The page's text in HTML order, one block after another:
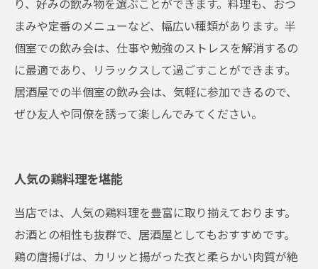
り、好みの飲み物を選ぶことができます。料理も、おつ
まみや定番のメニューなど、幅広い種類があります。半
個室での飲み会は、仕事や勉強のストレスを解消するの
に最適であり、リラックスして過ごすことができます。
居酒屋での半個室の飲み会は、気軽に参加できるので、
ぜひ友人や同僚を誘って楽しんでみてください。
人気の鶏料理を堪能
当店では、人気の鶏料理を豊富に取り揃えております。
お酒との相性も抜群で、居酒屋としてもおすすめです。
鶏の唐揚げは、カリッと揚がった衣と柔らかい肉質が絶